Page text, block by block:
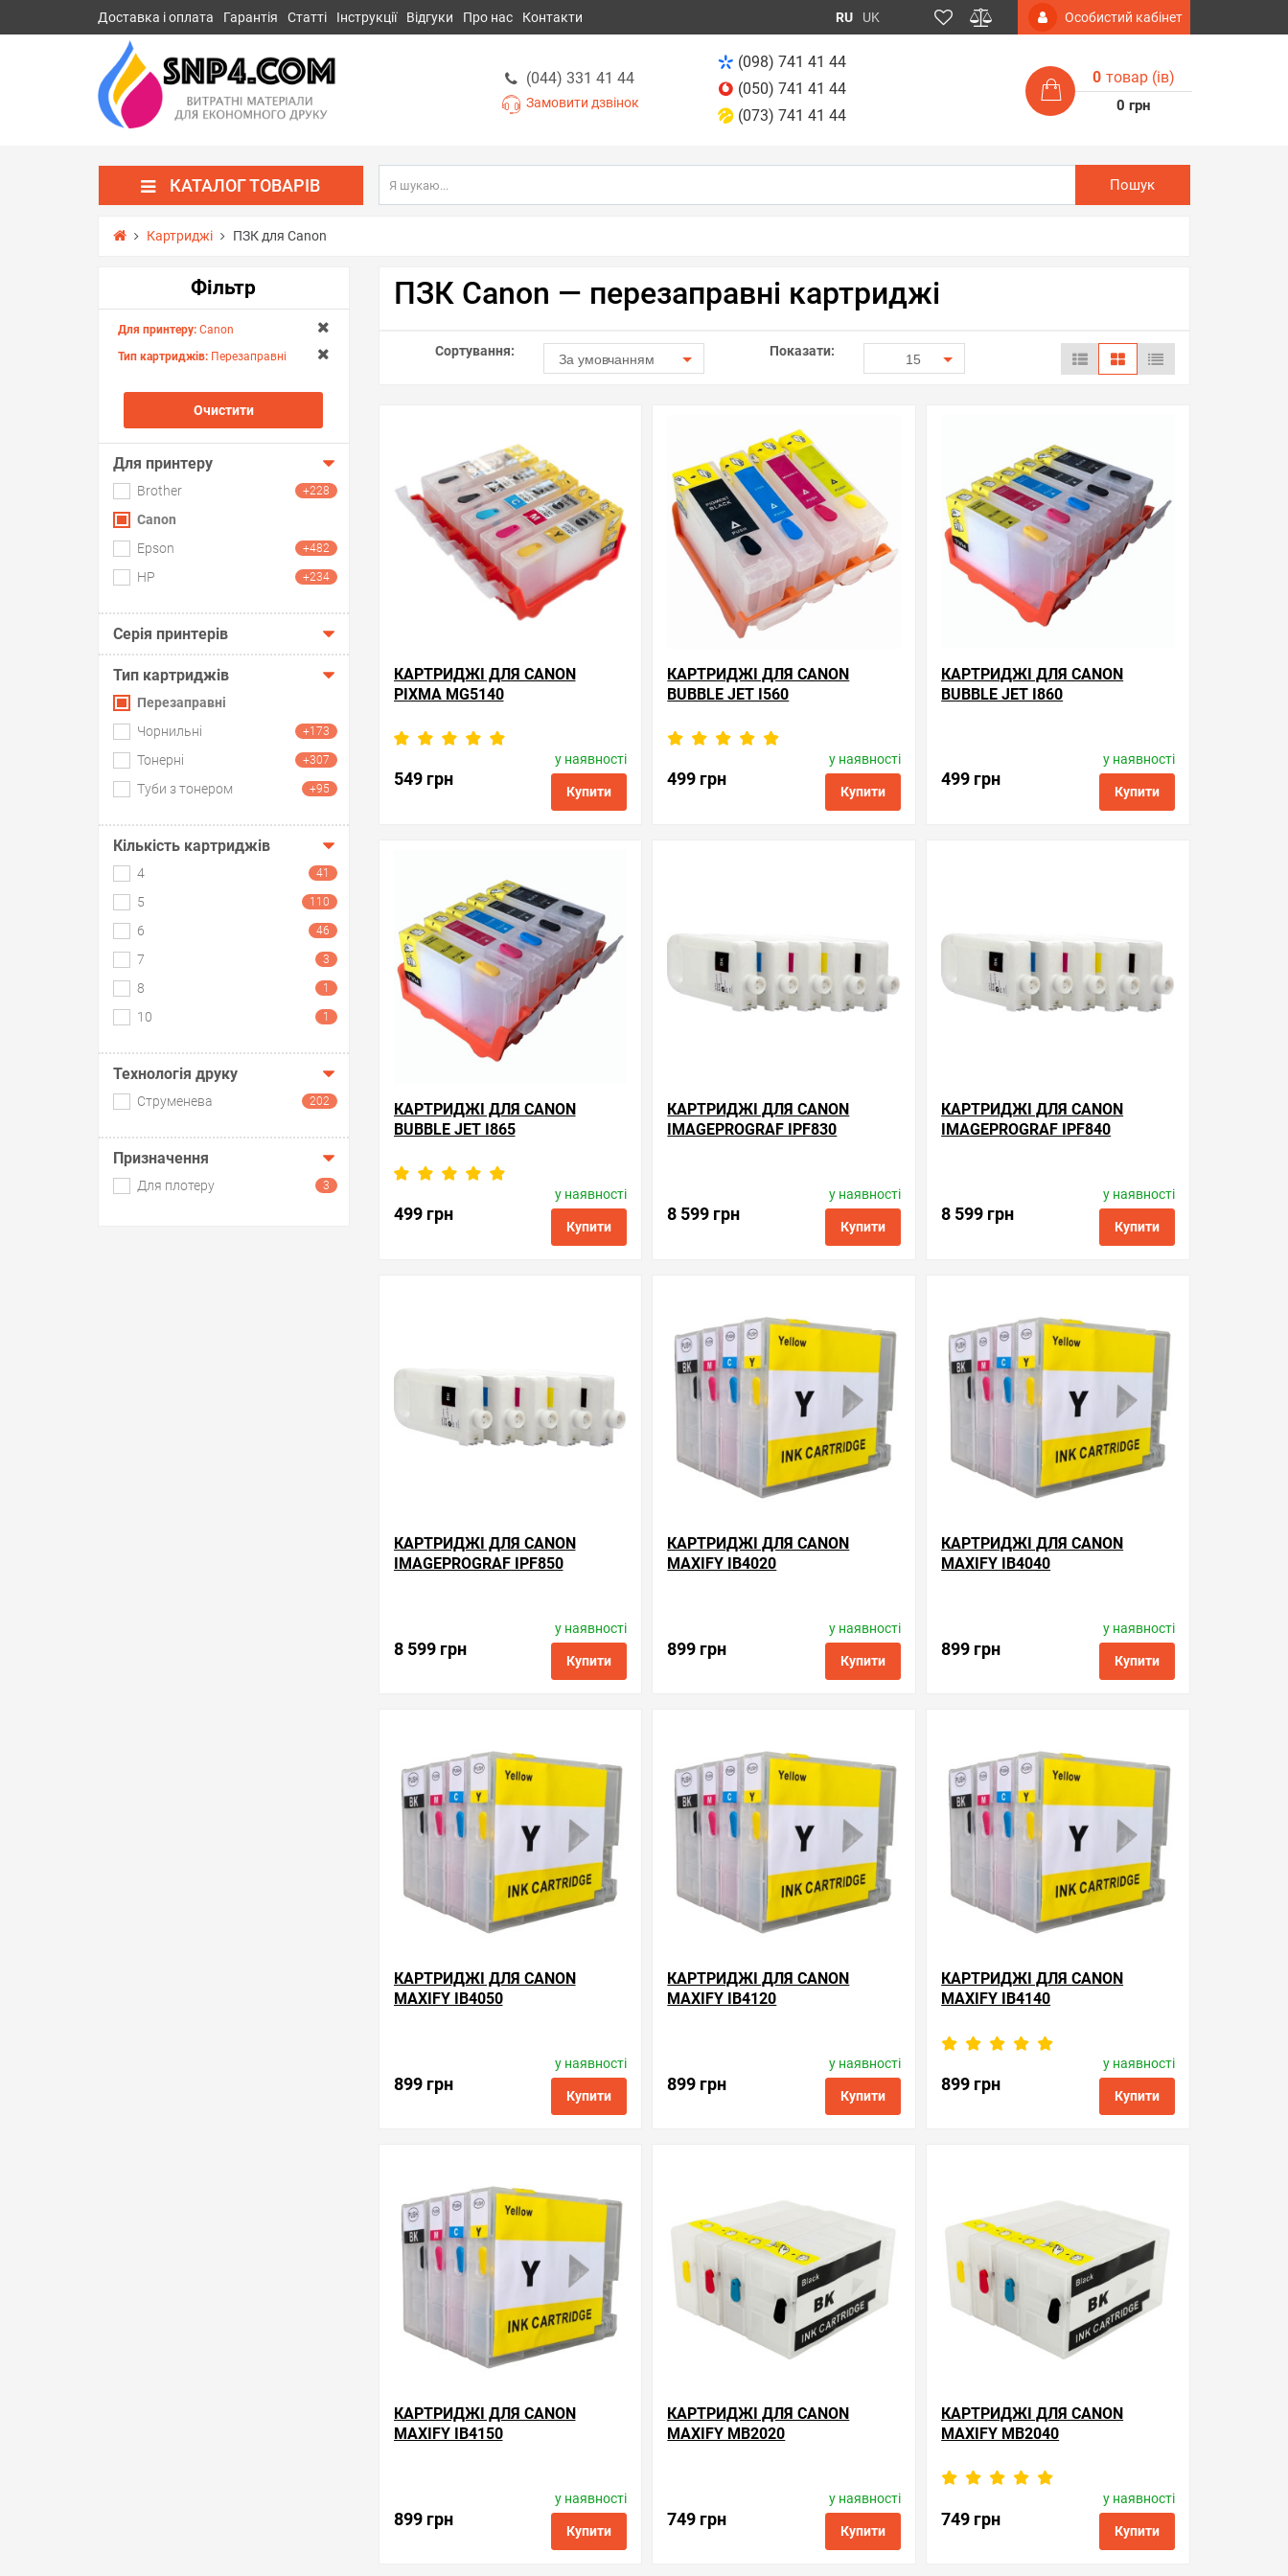
Доставка і оплата Гарантія Статті Інструкції Відгуки Про нас Контакти RU UK Особистий кабінет
(044) 331 41 44
Замовити дзвінок
(098) 741 41 44
(050) 741 41 44
(073) 741 41 44
0 товар (iв)
0 грн
КАТАЛОГ ТОВАРІВ Пошук
Картриджі ПЗК для Canon
Фільтр
Для принтеру: Canon
Тип картриджів: Перезаправні
Очистити
Для принтеру
Brother +228
Canon
Epson
+482
HP +234
Серія принтерів
Тип картриджів
Перезаправні
Чорнильні
+173
Тонерні +307
Туби з тонером +95
Кількість картриджів
4 41
5 110
6 46
7 3
8 1
10 1
Технологія друку
Струменева 202
Призначення
Для плотеру 3
ПЗК Canon — перезаправні картриджі
Сортування:
За умовчанням
Показати:
15
КАРТРИДЖІ ДЛЯ CANON
PIXMA MG5140
549 грн
у наявності
Купити
Superprint
Код товару:
rc.pgi-425/cli-426
КАРТРИДЖІ ДЛЯ CANON
BUBBLE JET I560
499 грн
у наявності
Купити
Superprint
Код товару:
rc.bci-3e/bci-6
КАРТРИДЖІ ДЛЯ CANON
BUBBLE JET I860
499 грн
у наявності
Купити
Superprint
Код товару:
rc.bci-3e/bci-6pbk
КАРТРИДЖІ ДЛЯ CANON
BUBBLE JET I865
499 грн
у наявності
Купити
Superprint
Код товару:
rc.bci-3e/bci-6pbk
КАРТРИДЖІ ДЛЯ CANON
IMAGEPROGRAF IPF830
8 599 грн
у наявності
Купити
WWM
Код товару:
rc.pfi-707
КАРТРИДЖІ ДЛЯ CANON
IMAGEPROGRAF IPF840
8 599 грн
у наявності
Купити
WWM
Код товару:
rc.pfi-707
КАРТРИДЖІ ДЛЯ CANON
IMAGEPROGRAF IPF850
8 599 грн
у наявності
Купити
WWM
Код товару:
rc.pfi-707
КАРТРИДЖІ ДЛЯ CANON
MAXIFY IB4020
899 грн
у наявності
Купити
Superprint
Код товару:
rc.pgi-2200xl
КАРТРИДЖІ ДЛЯ CANON
MAXIFY IB4040
899 грн
у наявності
Купити
Superprint
Код товару:
rc.pgi-2400xl
КАРТРИДЖІ ДЛЯ CANON
MAXIFY IB4050
899 грн
у наявності
Купити
Superprint
Код товару:
rc.pgi-2500xl
КАРТРИДЖІ ДЛЯ CANON
MAXIFY IB4120
899 грн
у наявності
Купити
Superprint
Код товару:
rc.pgi-2200xl
КАРТРИДЖІ ДЛЯ CANON
MAXIFY IB4140
899 грн
у наявності
Купити
Superprint
Код товару:
rc.pgi-2400xl
КАРТРИДЖІ ДЛЯ CANON
MAXIFY IB4150
899 грн
у наявності
Купити
Superprint
Код товару:
rc.pgi-2500xl
КАРТРИДЖІ ДЛЯ CANON
MAXIFY MB2020
749 грн
у наявності
Купити
Superprint
Код товару:
rc.pgi-1200xl
КАРТРИДЖІ ДЛЯ CANON
MAXIFY MB2040
749 грн
у наявності
Купити
Superprint
Код товару:
rc.pgi-1400xl